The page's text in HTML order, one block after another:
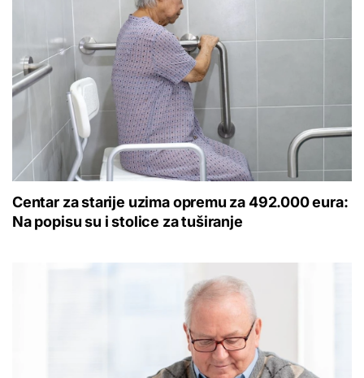
Centar za starije uzima opremu za 492.000 eura:
Na popisu su i stolice za tuširanje